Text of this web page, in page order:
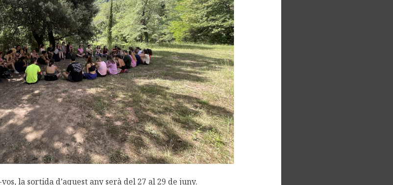
la sortida d’aquest any serà del 27 al 29 de juny.